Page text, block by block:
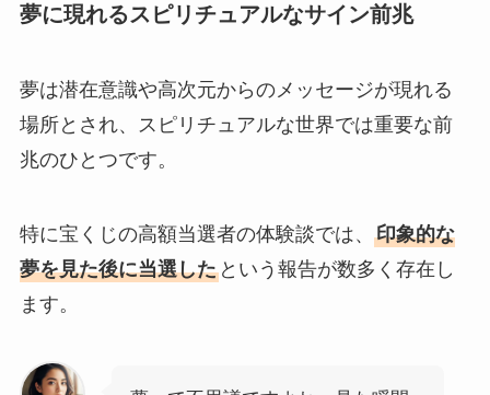
夢に現れるスピリチュアルなサイン前兆
夢は潜在意識や高次元からのメッセージが現れる
場所とされ、スピリチュアルな世界では重要な前
兆のひとつです。
特に宝くじの高額当選者の体験談では、 印象的な
夢を見た後に当選したという報告が数多く存在し
ます。